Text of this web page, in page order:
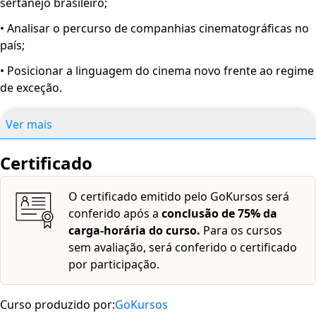
• Analisar o percurso de companhias cinematográficas no
país;
• Posicionar a linguagem do cinema novo frente ao regime
de exceção.
Ver mais
Certificado
O certificado emitido pelo GoKursos será
conferido após a conclusão de 75% da
carga-horária do curso. Para os cursos
sem avaliação, será conferido o certificado
por participação.
Curso produzido por:GoKursos